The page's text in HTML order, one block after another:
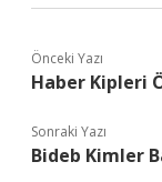
Önceki Yazı
Haber Kipleri
Sonraki Yazı
Bideb Kimler